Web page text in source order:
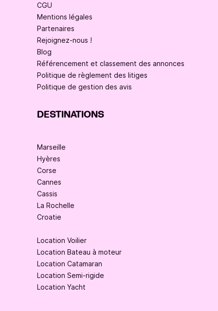
CGU
Mentions légales
Partenaires
Rejoignez-nous !
Blog
Référencement et classement des annonces
Politique de règlement des litiges
Politique de gestion des avis
DESTINATIONS
Marseille
Hyères
Corse
Cannes
Cassis
La Rochelle
Croatie
Location Voilier
Location Bateau à moteur
Location Catamaran
Location Semi-rigide
Location Yacht